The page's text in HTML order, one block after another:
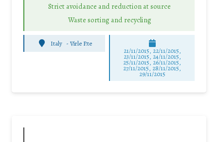
Strict avoidance and reduction at source
Waste sorting and recycling
Italy - Virle P.te
21/11/2015, 22/11/2015,
23/11/2015, 24/11/2015,
25/11/2015, 26/11/2015,
27/11/2015, 28/11/2015,
29/11/2015